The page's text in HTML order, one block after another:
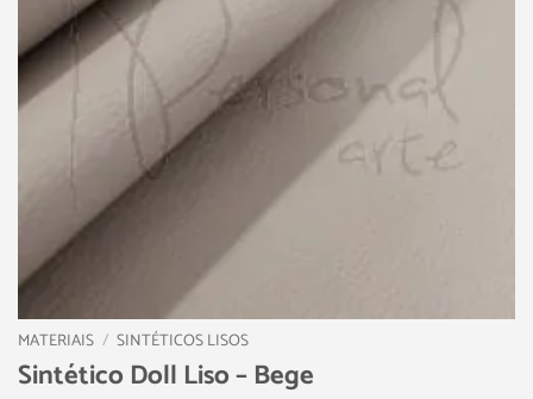
MATERIAIS / SINTÉTICOS LISOS
Sintético Doll Liso – Bege